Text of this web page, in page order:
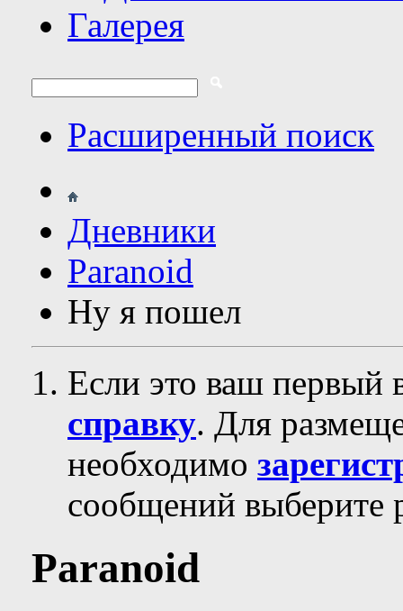
Галерея
Расширенный поиск
Дневники
Paranoid
Ну я пошел
Если это ваш первый
справку. Для
необходимо
сообщений выберите
Paranoid